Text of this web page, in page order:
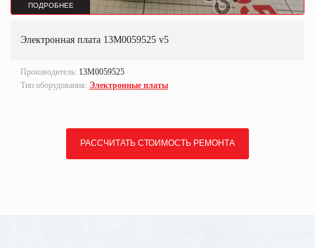
ПОДРОБНЕЕ
Электронная плата 13M0059525 v5
Производитель: 13M0059525
Тип оборудования: Электронные платы
РАССЧИТАТЬ СТОИМОСТЬ РЕМОНТА